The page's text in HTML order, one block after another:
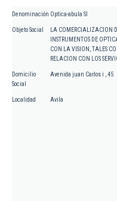
Denominación Optica-abula Sl
Objeto Social
LA COMERCIALIZACION
INSTRUMENTOS DE
CON LA VISION, TALES
RELACION CON LOS
Domicilio
Social
Avenida juan Carlos i , 45
Localidad Avila